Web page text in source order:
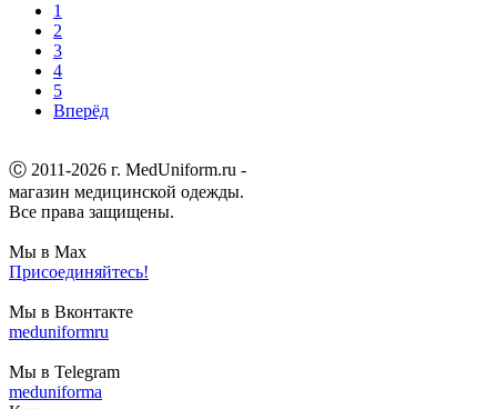
1
2
3
4
5
Вперёд
Ⓒ 2011-2026 г. MedUniform.ru -
магазин медицинской одежды.
Все права защищены.
Мы в Max
Присоединяйтесь!
Мы в Вконтакте
meduniformru
Мы в Telegram
meduniforma